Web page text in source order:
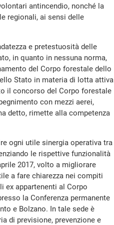
antincendio, nonché la
regionali, ai sensi delle
e pretestuosità delle
in quanto in nessuna norma,
del Corpo forestale dello
Stato in materia di lotta attiva
il concorso del Corpo forestale
con mezzi aerei,
detto, rimette alla competenza
ogni utile sinergia operativa tra
le rispettive funzionalità
2017, volto a migliorare
a fare chiarezza nei compiti
ex appartenenti al Corpo
la Conferenza permanente
e Bolzano. In tale sede è
di previsione, prevenzione e